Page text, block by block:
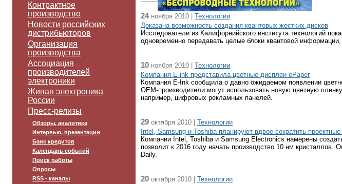
Контрактное
производство
Новости российских
дистрибьюторов
Организация
производства
Ассоциация
производителей
электроники
Живая электроника
России
Пресс-релизы
Обзоры, аналитика
Интервью, презентации
Банк кредитов
Календарь событий
Поиск работы
Опросы
RSS - каналы
24ноября 2010 | Технологии
Доказана возможность создания квантовых жестких дисков
Исследователи из Калифорнийского института технологий
одновременно передавать целые блоки квантовой
10 ноября 2010 | Технологии
Компания E-ink представила цветные дисплеи ePaper
Компания E-Ink сообщила о давно ожидаемом появлении
OEM-производители могут использовать новую цветную
например, цифровых рекламных панелей.
29 октября 2010 | Технологии
Intel, Samsung и Toshiba планируют вдвое сократить
Компании Intel, Toshiba и Samsung Electronics намерены
позволит к 2016 году начать производство 10 нм
Daily.
20 октября 2010 | Технологии